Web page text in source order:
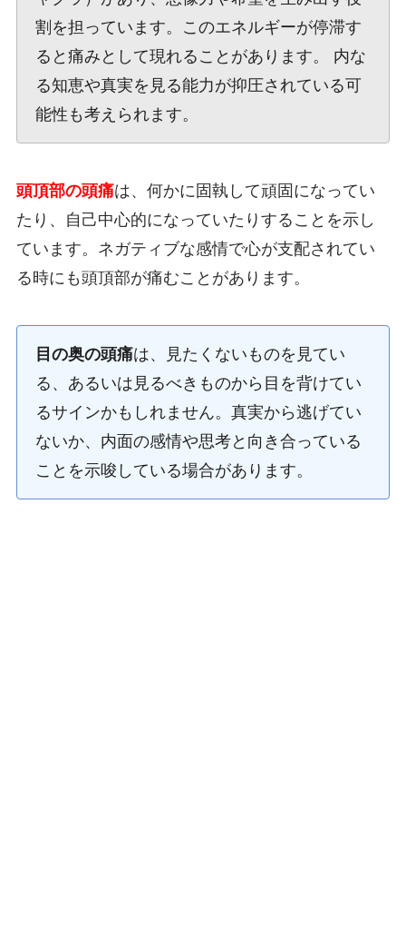
割を担っています。このエネルギーが停滞す
ると痛みとして現れることがあります。 内な
る知恵や真実を見る能力が抑圧されている可
能性も考えられます。
頭頂部の頭痛は、何かに固執して頑固になってい
たり、自己中心的になっていたりすることを示し
ています。ネガティブな感情で心が支配されてい
る時にも頭頂部が痛むことがあります。
目の奥の頭痛は、見たくないものを見てい
る、あるいは見るべきものから目を背けてい
るサインかもしれません。真実から逃げてい
ないか、内面の感情や思考と向き合っている
ことを示唆している場合があります。